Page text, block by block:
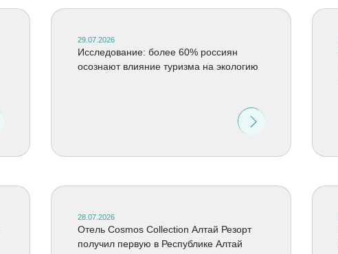
29.07.2026
Исследование: более 60% россиян
осознают влияние туризма на экологию
28.07.2026
Отель Cosmos Collection Алтай Резорт
получил первую в Республике Алтай